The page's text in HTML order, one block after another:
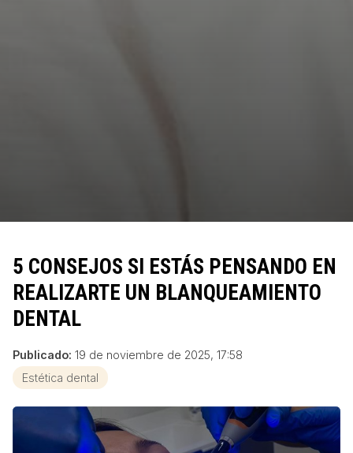
5 CONSEJOS SI ESTÁS PENSANDO EN
REALIZARTE UN BLANQUEAMIENTO
DENTAL
Publicado: 19 de noviembre de 2025, 17:58
Estética dental